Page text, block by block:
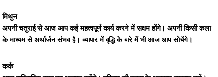
मिथुन
अपनी चतुराई से आज आप कई महत्वपूर्ण कार्य करने में सक्षम होंगे। अपनी किसी कला
के माध्यम से अर्थार्जन संभव है। व्यापार में वृद्धि के बारे में भी आज आप सोचेंगे।
कर्क